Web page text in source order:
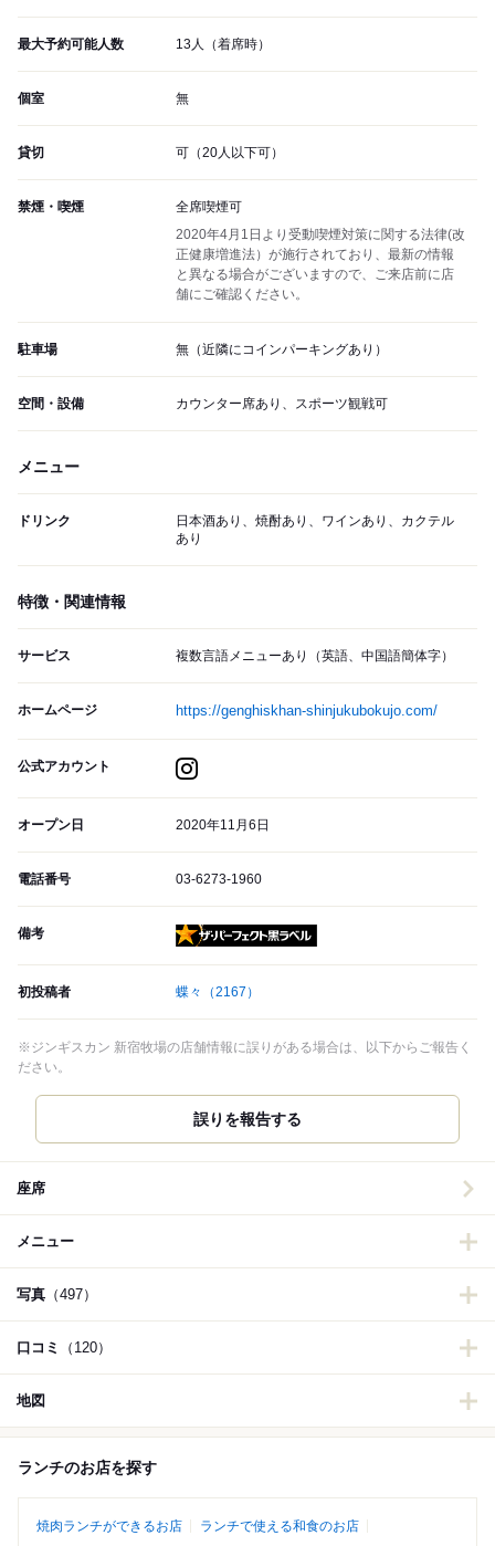
最大予約可能人数 13人（着席時）
個室 無
貸切 可（20人以下可）
禁煙・喫煙
全席喫煙可
2020年4月1日より受動喫煙対策に関する法律(改
正健康増進法）が施行されており、最新の情報
と異なる場合がございますので、ご来店前に店
舗にご確認ください。
駐車場 無（近隣にコインパーキングあり）
空間・設備 カウンター席あり、スポーツ観戦可
メニュー
ドリンク
日本酒あり、焼酎あり、ワインあり、カクテル
あり
特徴・関連情報
サービス 複数言語メニューあり（英語、中国語簡体字）
ホームページ https://genghiskhan-shinjukubokujo.com/
公式アカウント
オープン日 2020年11月6日
電話番号 03-6273-1960
備考
初投稿者 蝶々 （2167）
※ジンギスカン 新宿牧場の店舗情報に誤りがある場合は、以下からご報告く
ださい。
誤りを報告する
座席
メニュー
写真 （497）
口コミ （120）
地図
ランチのお店を探す
焼肉ランチができるお店
ランチで使える和食のお店